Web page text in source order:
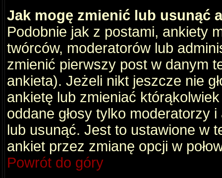
Jak mogę zmienić lub usunąć
Podobnie jak z postami, ankiety
twórców, moderatorów lub
zmienić pierwszy post w danym
ankieta). Jeżeli nikt jeszcze nie
ankietę lub zmieniać
oddane głosy tylko moderatorzy
lub usunąć. Jest to ustawione w
ankiet przez zmianę opcji w
Powrót do góry